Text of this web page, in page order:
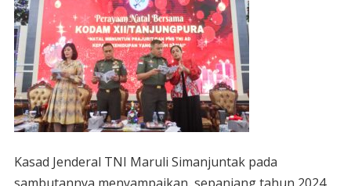
Kasad Jenderal TNI Maruli Simanjuntak pada